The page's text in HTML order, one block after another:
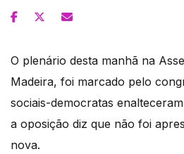
O plenário desta manhã na
Madeira, foi marcado pelo
sociais-democratas
a oposição diz que não foi
nova.